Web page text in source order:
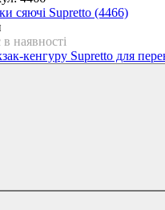
сяючі Supretto (4466)
наявності